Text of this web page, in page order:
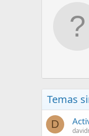
Temas
D